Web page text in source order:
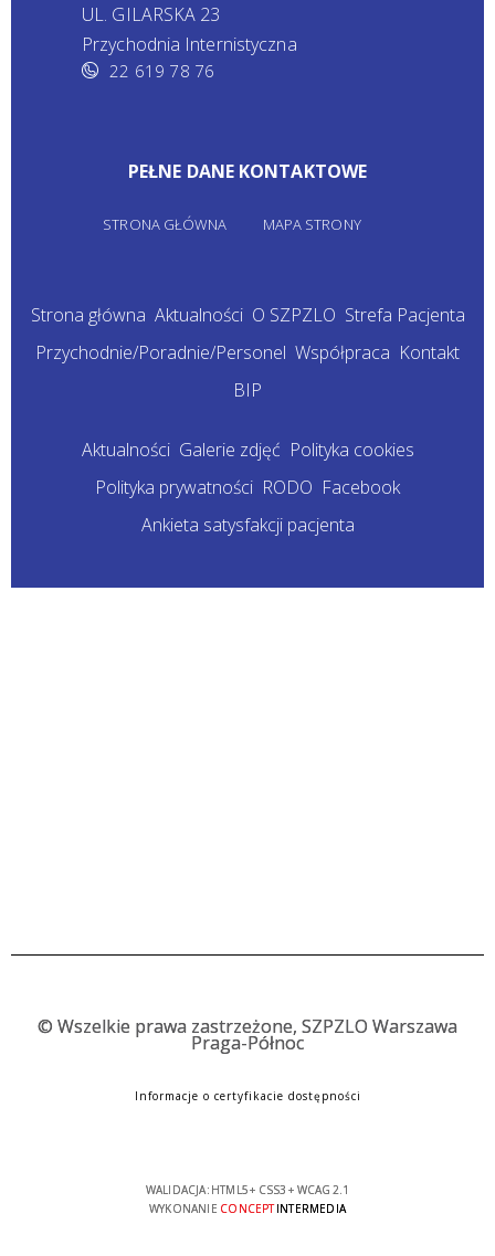
UL. GILARSKA 23
Przychodnia Internistyczna
22 619 78 76
PEŁNE DANE KONTAKTOWE
STRONA GŁÓWNA MAPA STRONY
Strona główna Aktualności O SZPZLO Strefa Pacjenta
Przychodnie/Poradnie/Personel Współpraca Kontakt
BIP
Aktualności Galerie zdjęć Polityka cookies
Polityka prywatności RODO Facebook
Ankieta satysfakcji pacjenta
© Wszelkie prawa zastrzeżone, SZPZLO Warszawa
Praga-Północ
Informacje o certyfikacie dostępności
WALIDACJA: HTML5+ CSS3 + WCAG 2.1
WYKONANIE CONCEPTINTERMEDIA